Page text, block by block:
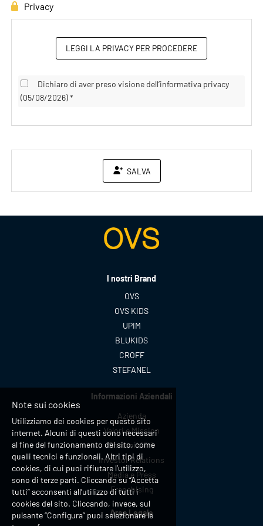
Privacy
LEGGI LA PRIVACY PER PROCEDERE
Dichiaro di aver preso visione dell’informativa privacy
(05/08/2026) *
SALVA
I nostri Brand
OVS
OVS KIDS
UPIM
BLUKIDS
CROFF
STEFANEL
Informazioni Aziendali
Azienda
Valori e Mission
Sostenibilità
Investor Relations
Media e Press
Franchising
Area Legale
Note sui cookies
Utilizziamo dei cookies per questo sito
internet. Alcuni di questi sono necessari
al fine del funzionamento del sito, come
quelli tecnici e funzionali. Altri tipi di
cookies, di cui puoi rifiutare l’utilizzo,
sono di terze parti. Cliccando su “Accetta
tutti” acconsenti all’utilizzo di tutti i
cookies del sito. Cliccando, invece, sul
pulsante “Configura” puoi selezionare le